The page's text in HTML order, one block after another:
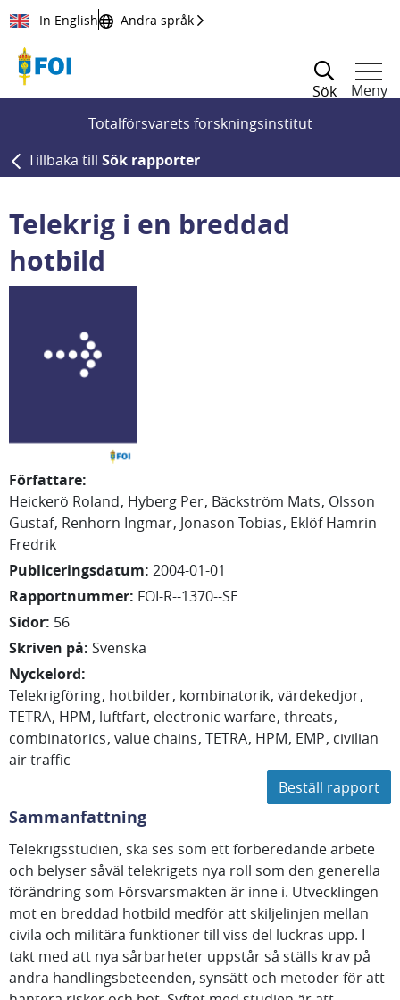
Till innehållet
In English Andra språk
Sök
Meny
Totalförsvarets forskningsinstitut
Tillbaka till Sök rapporter
Telekrig i en breddad
hotbild
Författare:
Heickerö Roland Hyberg Per Bäckström Mats Olsson
Gustaf Renhorn Ingmar Jonason Tobias Eklöf Hamrin
Fredrik
Publiceringsdatum: 2004-01-01
Rapportnummer: FOI-R--1370--SE
Sidor: 56
Skriven på: Svenska
Nyckelord:
Telekrigföring hotbilder kombinatorik värdekedjor
TETRA HPM luftfart electronic warfare threats
combinatorics value chains TETRA HPM EMP civilian
air traffic
Beställ rapport
Sammanfattning
Telekrigsstudien, ska ses som ett förberedande arbete
och belyser såväl telekrigets nya roll som den generella
förändring som Försvarsmakten är inne i. Utvecklingen
mot en breddad hotbild medför att skiljelinjen mellan
civila och militära funktioner till viss del luckras upp. I
takt med att nya sårbarheter uppstår så ställs krav på
andra handlingsbeteenden, synsätt och metoder för att